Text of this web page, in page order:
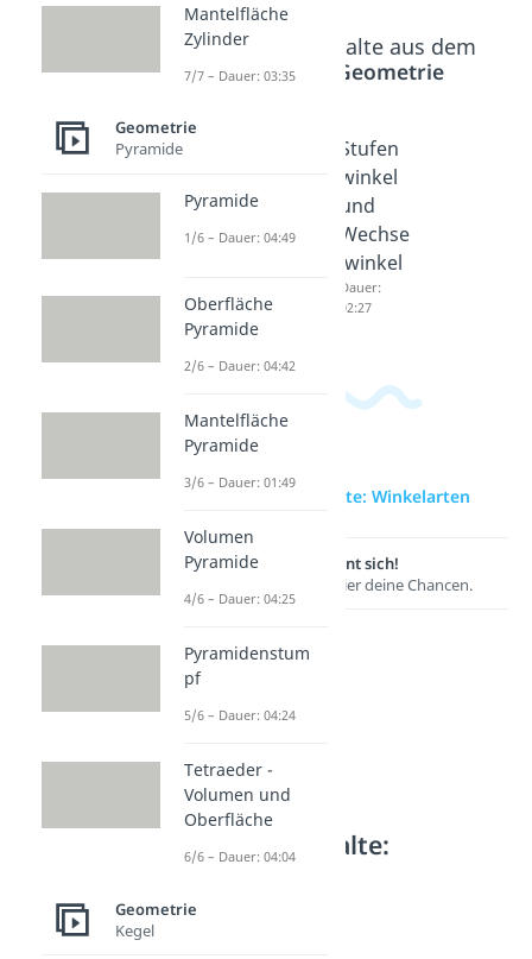
Beliebte Inhalte aus dem
Bereich
Geometrie
Dauer:
Neben
03:18
Stufen
winkel
und
Wechse
lwinkel
Dauer:
02:27
zur Videoseite: Winkelarten
Lernen lohnt sich!
Entdecke hier deine Chancen.
Weitere Inhalte:
Geometrie
Winkelarten
Mantelfläche
Zylinder
7/7 – Dauer: 03:35
Geometrie
Pyramide
Pyramide
1/6 – Dauer: 04:49
Oberfläche
Pyramide
2/6 – Dauer: 04:42
Mantelfläche
Pyramide
3/6 – Dauer: 01:49
Volumen
Pyramide
4/6 – Dauer: 04:25
Pyramidenstum
pf
5/6 – Dauer: 04:24
Tetraeder -
Volumen und
Oberfläche
6/6 – Dauer: 04:04
Geometrie
Kegel